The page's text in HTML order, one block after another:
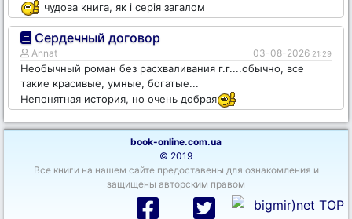
чудова книга, як і серія загалом
Сердечный договор
Annat 03-08-2026 21:29
Необычный роман без расхваливания г.г....обычно, все
такие красивые, умные, богатые...
Непонятная история, но очень добрая
book-online.com.ua
© 2019
Все книги на нашем сайте предоставены для ознакомления и
защищены авторским правом